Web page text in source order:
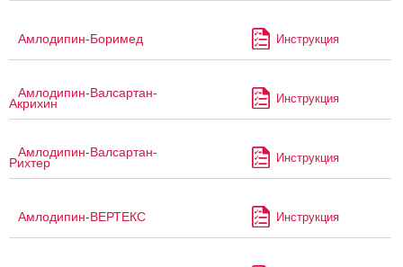
Амлодипин-Боримед Инструкция
Амлодипин-Валсартан-
Акрихин Инструкция
Амлодипин-Валсартан-
Рихтер Инструкция
Амлодипин-ВЕРТЕКС Инструкция